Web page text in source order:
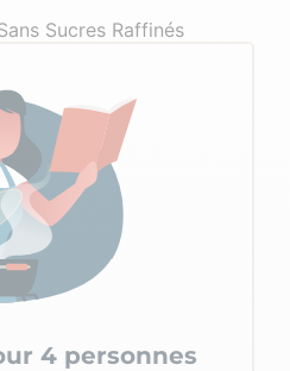
Sucres Raffinés
4 personnes